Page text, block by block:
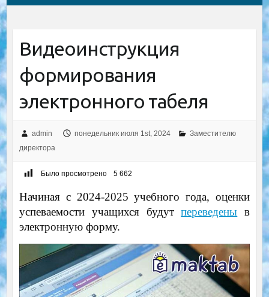
Видеоинструкция
формирования
электронного табеля
admin понедельник июля 1st, 2024
Заместителю
директора
Было просмотрено 5 662
Начиная с 2024-2025 учебного года, оценки
успеваемости учащихся будутпереведены в
электронную форму.